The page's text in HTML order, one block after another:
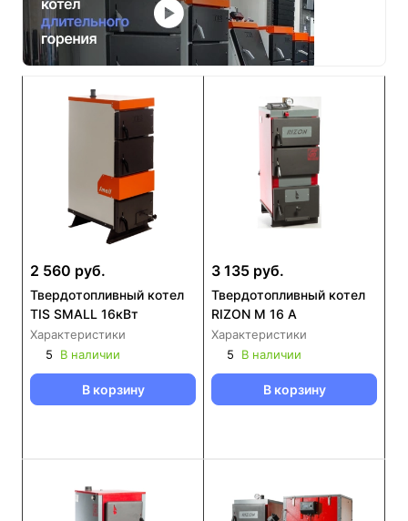
2 560 руб.
Твердотопливный котел
TIS SMALL 16кВт
Характеристики
5
В наличии
В корзину
3 135 руб.
Твердотопливный котел
RIZON М 16 A
Характеристики
5
В наличии
В корзину